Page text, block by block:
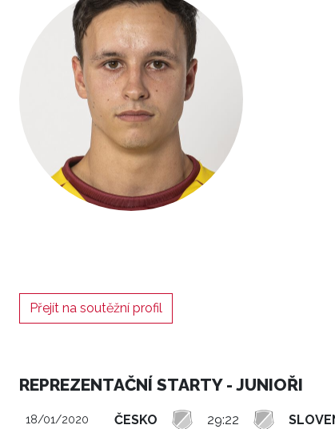
Přejít na soutěžní profil
REPREZENTAČNÍ STARTY - JUNIOŘI
18/01/2020 ČESKO 29:22